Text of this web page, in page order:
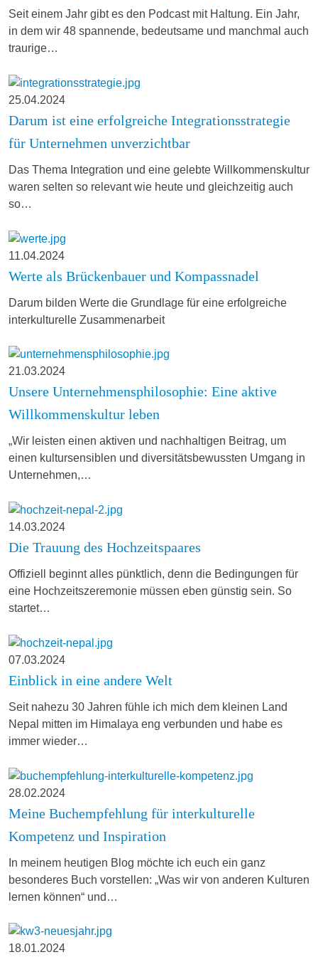
Seit einem Jahr gibt es den Podcast mit Haltung. Ein Jahr,
in dem wir 48 spannende, bedeutsame und manchmal auch
traurige…
25.04.2024
Darum ist eine erfolgreiche Integrationsstrategie
für Unternehmen unverzichtbar
Das Thema Integration und eine gelebte Willkommenskultur
waren selten so relevant wie heute und gleichzeitig auch
so…
11.04.2024
Werte als Brückenbauer und Kompassnadel
Darum bilden Werte die Grundlage für eine erfolgreiche
interkulturelle Zusammenarbeit
21.03.2024
Unsere Unternehmensphilosophie: Eine aktive
Willkommenskultur leben
„Wir leisten einen aktiven und nachhaltigen Beitrag, um
einen kultursensiblen und diversitätsbewussten Umgang in
Unternehmen,…
14.03.2024
Die Trauung des Hochzeitspaares
Offiziell beginnt alles pünktlich, denn die Bedingungen für
eine Hochzeitszeremonie müssen eben günstig sein. So
startet…
07.03.2024
Einblick in eine andere Welt
Seit nahezu 30 Jahren fühle ich mich dem kleinen Land
Nepal mitten im Himalaya eng verbunden und habe es
immer wieder…
28.02.2024
Meine Buchempfehlung für interkulturelle
Kompetenz und Inspiration
In meinem heutigen Blog möchte ich euch ein ganz
besonderes Buch vorstellen: „Was wir von anderen Kulturen
lernen können“ und…
18.01.2024